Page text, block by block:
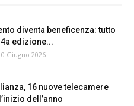
diventa beneficenza: tutto
edizione...
Giugno 2026
16 nuove telecamere
dell’anno